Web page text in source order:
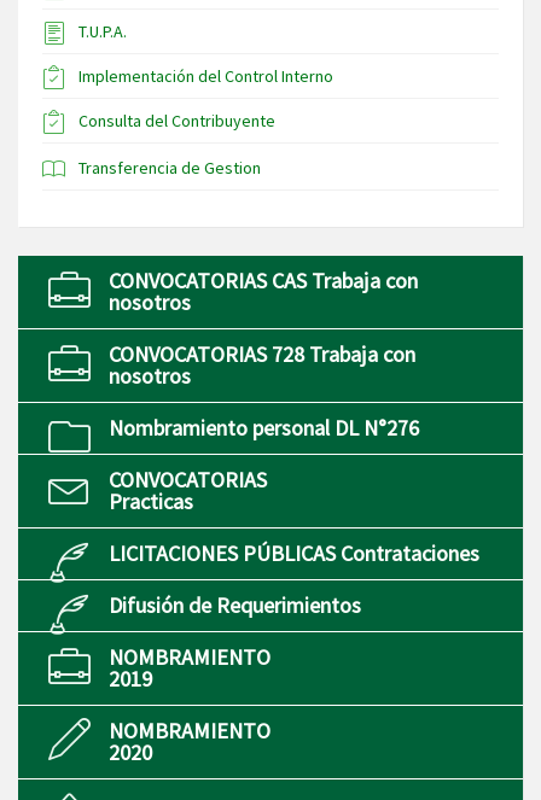
T.U.P.A.
Implementación del Control Interno
Consulta del Contribuyente
Transferencia de Gestion
CONVOCATORIAS CAS Trabaja con
nosotros
CONVOCATORIAS 728 Trabaja con
nosotros
Nombramiento personal DL N°276
CONVOCATORIAS
Practicas
LICITACIONES PÚBLICAS Contrataciones
Difusión de Requerimientos
NOMBRAMIENTO
2019
NOMBRAMIENTO
2020